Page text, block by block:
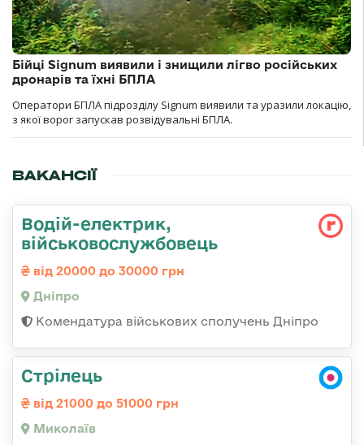
Бійці Signum виявили і знищили лігво російських
дронарів та їхні БПЛА
Оператори БПЛА підрозділу Signum виявили та уразили локацію,
з якої ворог запускав розвідувальні БПЛА.
ВАКАНСІЇ
Водій-електрик,
військовослужбовець
від 20000 до 30000 грн
Дніпро
Комендатура військових сполучень Дніпро
Стрілець
від 21000 до 51000 грн
Миколаїв